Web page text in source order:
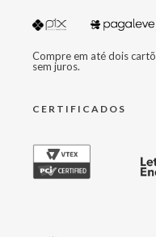
Compre em até dois
sem juros.
CERTIFICADOS